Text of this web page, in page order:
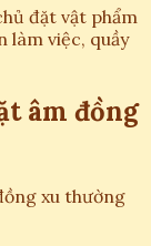
đặt vật phẩm
làm việc, quầy
âm đồng
xu thường